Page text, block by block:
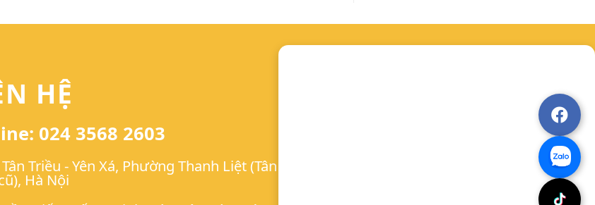
HỆ
024 3568 2603
Triều - Yên Xá, Phường Thanh Liệt (Tân
Hà Nội